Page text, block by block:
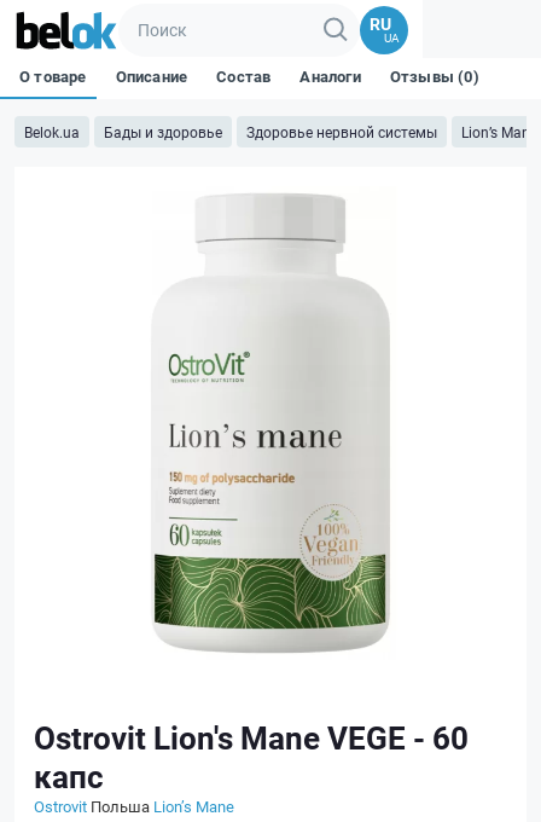
RU
UA
Belok.ua Бады и здоровье Здоровье нервной системы Lion’‎s Mane
О товаре Описание Состав Аналоги Отзывы (0)
Ostrovit Lion's Mane VEGE - 60
капс
Ostrovit Польша Lion’‎s Mane